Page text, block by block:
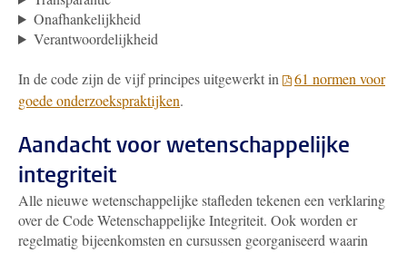
Onafhankelijkheid
Verantwoordelijkheid
In de code zijn de vijf principes uitgewerkt in
61 normen voor
goede onderzoekspraktijken.
Aandacht voor wetenschappelijke
integriteit
Alle nieuwe wetenschappelijke stafleden tekenen een verklaring
over de Code Wetenschappelijke Integriteit. Ook worden er
regelmatig bijeenkomsten en cursussen georganiseerd waarin